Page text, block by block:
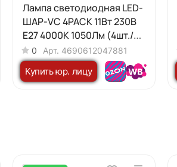
Лампа светодиодная LED-
ШАР-VC 4PACK 11Вт 230В
Е27 4000К 1050Лм (4шт./
упак) IN HOME
0 Арт. 4690612047881
Купить юр. лицу